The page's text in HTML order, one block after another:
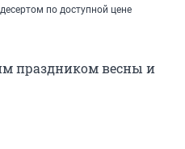
по доступной цене
праздником весны и